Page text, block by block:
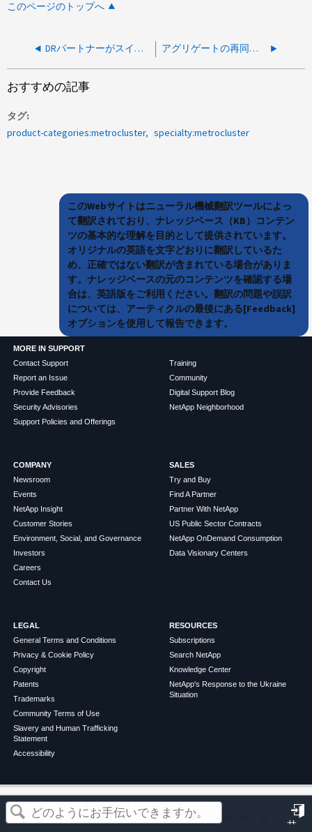
サ
このページのトップへ
DRパートナーがスイッチバック処理の準備が整っていませんというエラーでスイッチバックのシミュレーションが失敗する アグリゲートの再同期中にスイッチバックが拒否された
この記事は役に立ちましたか？
おすすめの記事
タグ
product-categories:metrocluster
specialty:metrocluster
このWebサイトはニューラル機械翻訳ツールによっ
て翻訳されており、ナレッジベース（KB）コンテン
ツの基本的な理解を目的として提供されています。
オリジナルの英語を文字どおりに翻訳しているた
め、正確ではない翻訳が含まれている場合がありま
す。ナレッジベースの元のコンテンツを確認する場
合は、英語版をご利用ください。翻訳の問題や誤訳
については、アーティクルの最後にある[Feedback]
オプションを使用して報告できます。
MORE IN SUPPORT
Contact Support
Report an Issue
Provide Feedback
Security Advisories
Support Policies and Offerings
Training
Community
Digital Support Blog
NetApp Neighborhood
COMPANY
Newsroom
Events
NetApp Insight
Customer Stories
Environment, Social, and Governance
Investors
Careers
Contact Us
SALES
Try and Buy
Find A Partner
Partner With NetApp
US Public Sector Contracts
NetApp OnDemand Consumption
Data Visionary Centers
LEGAL
General Terms and Conditions
Privacy & Cookie Policy
Copyright
Patents
Trademarks
Community Terms of Use
Slavery and Human Trafficking
Statement
Accessibility
RESOURCES
Subscriptions
Search NetApp
Knowledge Center
NetApp's Response to the Ukraine
Situation
©2026NetApp English Terms of Use
Privacy Policy
Cookie Policy
Cookie Settings